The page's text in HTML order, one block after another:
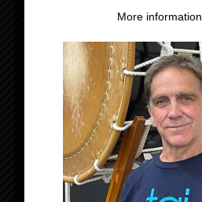
21 februari
09:00 - 11:30
Kosten:
€5,00
Evenement Categorie:
More information